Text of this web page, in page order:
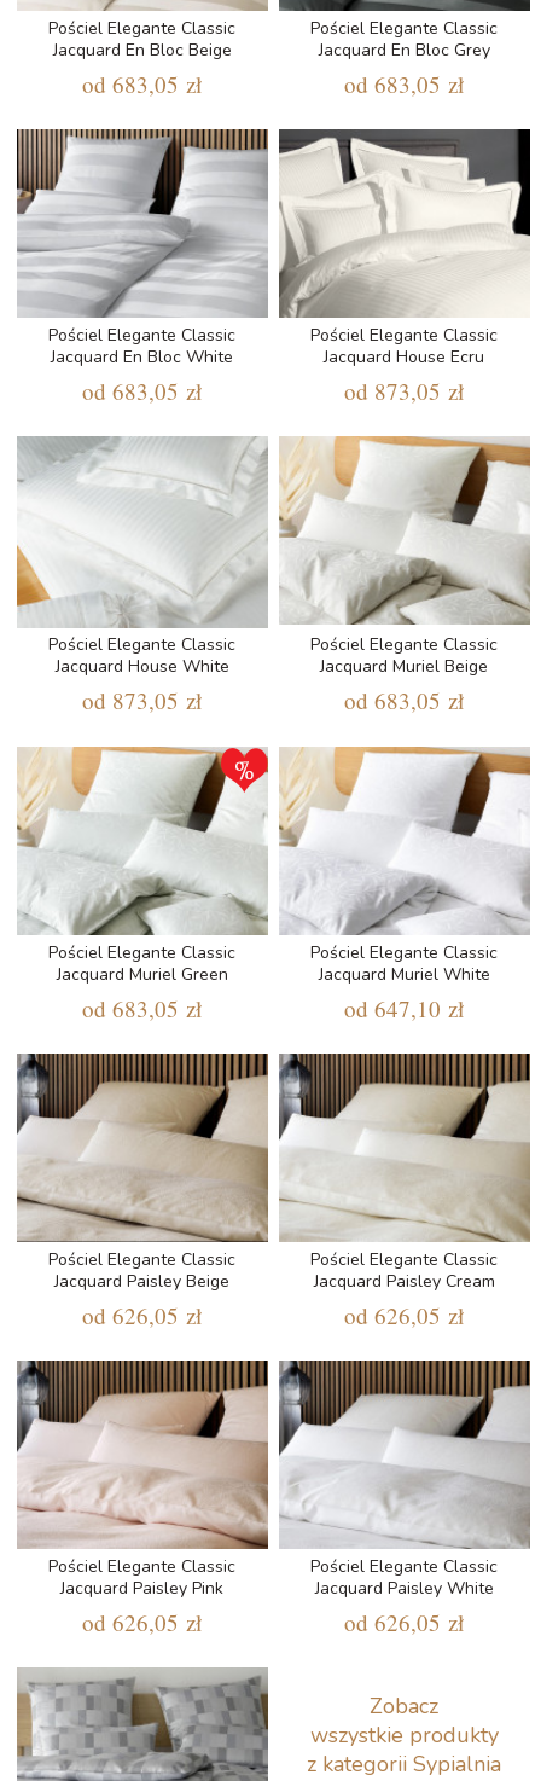
Pościel Elegante Classic
Jacquard En Bloc Beige
od 683,05 zł
Pościel Elegante Classic
Jacquard En Bloc Grey
od 683,05 zł
Pościel Elegante Classic
Jacquard En Bloc White
od 683,05 zł
Pościel Elegante Classic
Jacquard House Ecru
od 873,05 zł
Pościel Elegante Classic
Jacquard House White
od 873,05 zł
Pościel Elegante Classic
Jacquard Muriel Beige
od 683,05 zł
Pościel Elegante Classic
Jacquard Muriel Green
od 683,05 zł
Pościel Elegante Classic
Jacquard Muriel White
od 647,10 zł
Pościel Elegante Classic
Jacquard Paisley Beige
od 626,05 zł
Pościel Elegante Classic
Jacquard Paisley Cream
od 626,05 zł
Pościel Elegante Classic
Jacquard Paisley Pink
od 626,05 zł
Pościel Elegante Classic
Jacquard Paisley White
od 626,05 zł
Zobacz
wszystkie produkty
z kategorii Sypialnia